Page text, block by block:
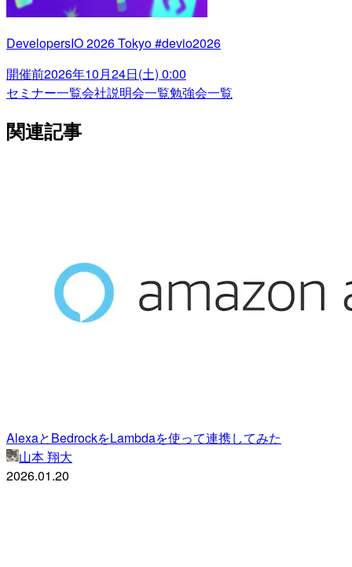
DevelopersIO 2026 Tokyo #devio2026
開催前2026年10月24日(土) 0:00
セミナー一覧会社説明会一覧勉強会一覧
関連記事
AlexaとBedrockをLambdaを使って連携してみた
山本 翔大
2026.01.20